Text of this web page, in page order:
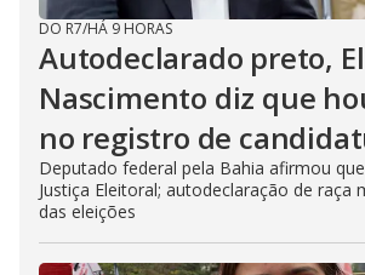
DO R7/HÁ 9 HORAS
Autodeclarado preto,
Nascimento diz que
no registro de
Deputado federal pela Bahia afirmou
Justiça Eleitoral; autodeclaração de raça
das eleições